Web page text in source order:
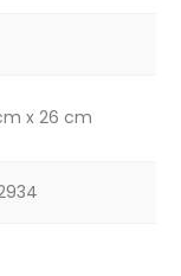
x 26 cm